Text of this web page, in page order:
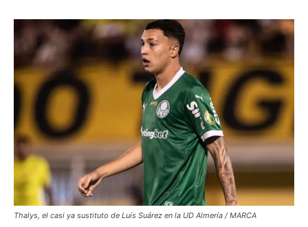
Thalys, el casi ya sustituto de Luís Suárez en la UD Almería / MARCA